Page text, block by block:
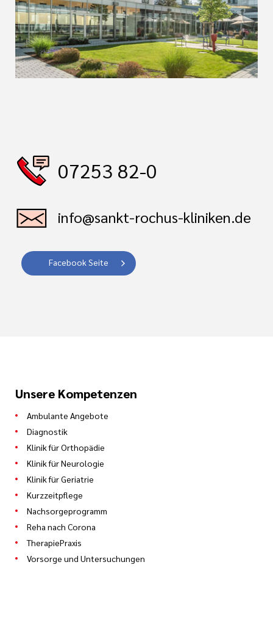
07253 82-0
info@sankt-rochus-kliniken.de
Facebook Seite
Unsere Kompetenzen
Ambulante Angebote
Diagnostik
Klinik für Orthopädie
Klinik für Neurologie
Klinik für Geriatrie
Kurzzeitpflege
Nachsorgeprogramm
Reha nach Corona
TherapiePraxis
Vorsorge und Untersuchungen